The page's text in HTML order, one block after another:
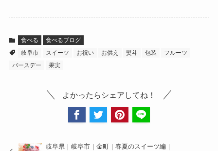
食べる
食べるブログ
岐阜市
スイーツ お祝い お供え 熨斗 包装
フルーツ
バースデー
果実
よかったらシェアしてね！
岐阜県｜岐阜市｜金町｜春夏のスイーツ編｜